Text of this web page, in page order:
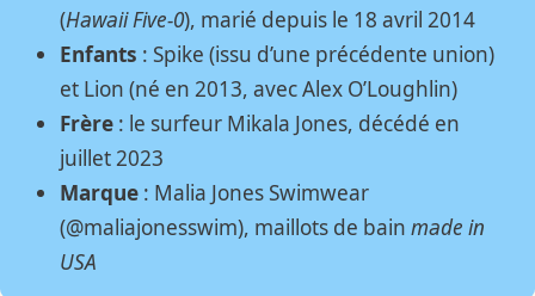
(Hawaii Five-0), marié depuis le 18 avril 2014
Enfants : Spike (issu d’une précédente union)
et Lion (né en 2013, avec Alex O’Loughlin)
Frère : le surfeur Mikala Jones, décédé en
juillet 2023
Marque : Malia Jones Swimwear
(@maliajonesswim), maillots de bainmade in
USA